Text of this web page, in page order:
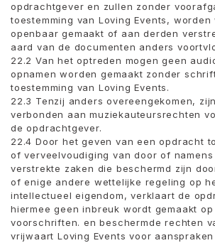
opdrachtgever en zullen zonder
toestemming van Loving Events,
openbaar gemaakt of aan derden
aard van de documenten anders
22.2 Van het optreden mogen geen
opnamen worden gemaakt zonder
toestemming van Loving Events.
22.3 Tenzij anders overeengekomen,
verbonden aan muziekauteursrechten
de opdrachtgever.
22.4 Door het geven van een opdracht
of verveelvoudiging van door of
verstrekte zaken die beschermd zijn
of enige andere wettelijke regeling op
intellectueel eigendom, verklaart de
hiermee geen inbreuk wordt gemaakt
voorschriften. en beschermde rechten
vrijwaart Loving Events voor